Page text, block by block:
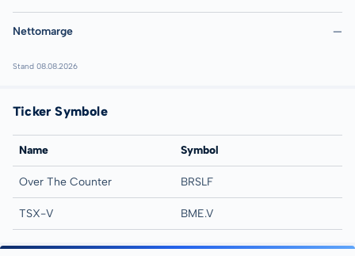
Nettomarge —
Stand 08.08.2026
Ticker Symbole
Name Symbol
Over The Counter BRSLF
TSX-V BME.V